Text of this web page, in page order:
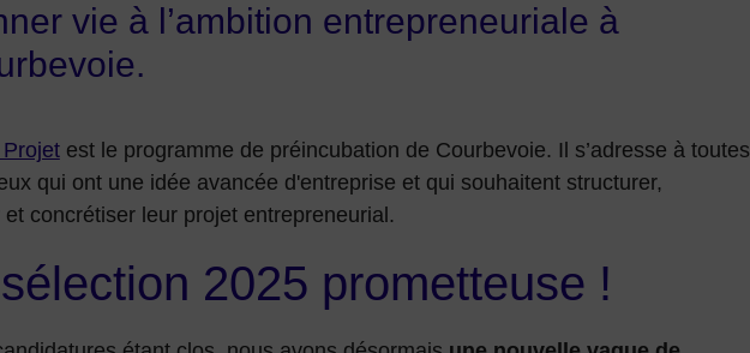
vie à l’ambition entrepreneuriale à
est le programme de préincubation de Courbevoie. Il s’adresse à toutes
qui ont une idée avancée d'entreprise et qui souhaitent structurer,
et concrétiser leur projet entrepreneurial.
2025 prometteuse !